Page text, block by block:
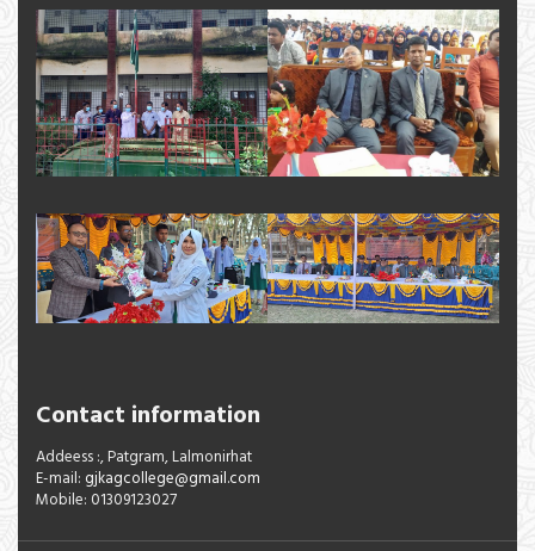
Contact information
Addeess :, Patgram, Lalmonirhat
E-mail: gjkagcollege@gmail.com
Mobile: 01309123027